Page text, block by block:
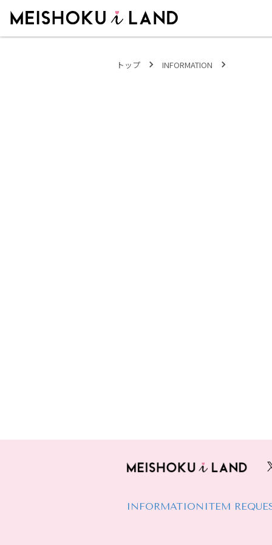
トップ INFORMATION
INFORMATION ITEM